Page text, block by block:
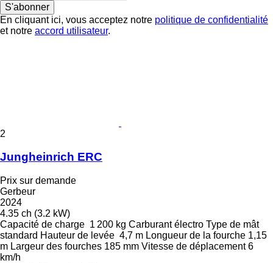
S'abonner
En cliquant ici, vous acceptez notre politique de confidentialité
et notre accord utilisateur.
2
Jungheinrich ERC
Prix sur demande
Gerbeur
2024
4.35 ch (3.2 kW)
Capacité de charge 1 200 kg Carburant électro Type de mât
standard Hauteur de levée 4,7 m Longueur de la fourche 1,15
m Largeur des fourches 185 mm Vitesse de déplacement 6
km/h